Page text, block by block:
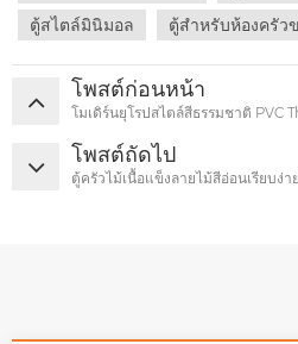
ตู้สไตล์มินิมอล
ตู้สำหรับห้องครัว
โพสต์ก่อนหน้า
โมเดิร์นยุโรปสไตล์สีธรรมชาติ PVC
โพสต์ถัดไป
ตู้ครัวไม้เนื้อแข็งลายไม้สีอ่อนเรียบง่าย